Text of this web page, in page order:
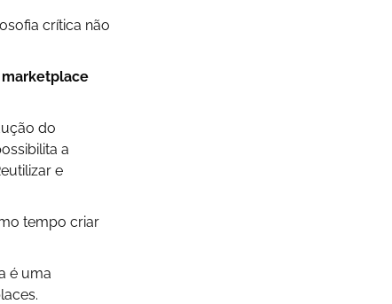
crítica não
marketplace
do
a
e
tempo criar
é uma